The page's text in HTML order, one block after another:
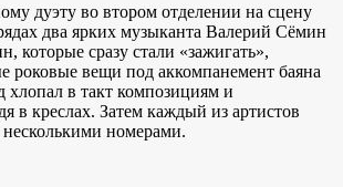
дуэту во втором отделении на сцену
два ярких музыканта Валерий Сёмин
которые сразу стали «зажигать»,
роковые вещи под аккомпанемент баяна
хлопал в такт композициям и
в креслах. Затем каждый из артистов
номерами.